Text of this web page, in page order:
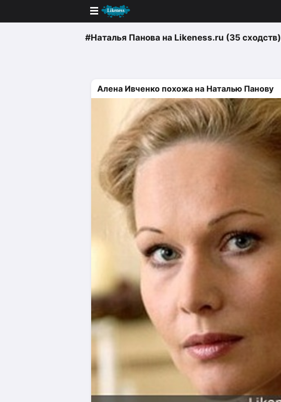
Новые
Голосование
Кандидаты
Случайное сходство 👍
Создать сходство
Для публикации необходима авторизация
Поиск
#Наталья Панова на Likeness.ru (35 сходств)
Алена Ивченко похожа на Наталью Панову